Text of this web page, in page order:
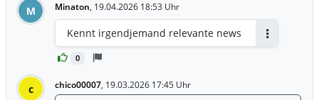
M Minaton, 19.04.2026 18:53 Uhr
0
Kennt irgendjemand relevante news
c chico00007, 19.03.2026 17:45 Uhr